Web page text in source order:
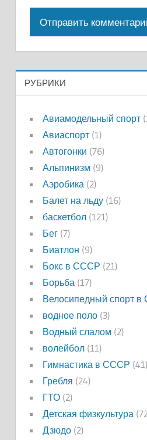
РУБРИКИ
Авиамодельный спорт
Авиаспорт(1)
Автогонки (76)
Альпинизм (9)
Аэробика(2)
Балет на льду(16)
баскетбол(121)
Бег(7)
Биатлон (9)
Бокс в СССР (21)
Борьба(17)
Велосипедный спорт
водное поло(3)
Водный слалом (2)
волейбол(11)
Гимнастика в СССР (41)
Гребля (24)
ГТО(2)
Детская физкультура
Дзюдо(2)